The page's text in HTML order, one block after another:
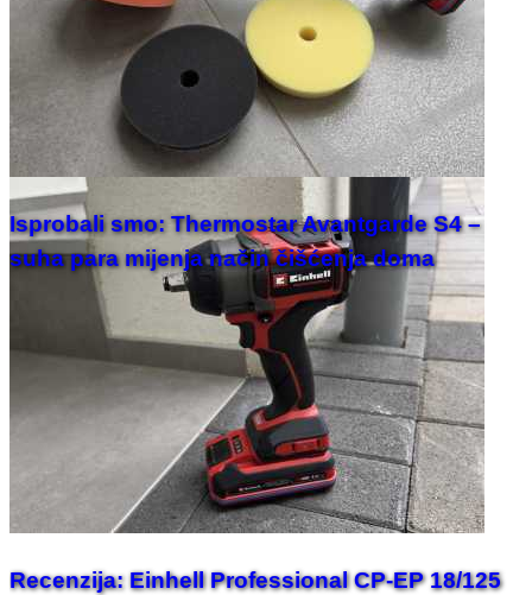
Isprobali smo: Thermostar Avantgarde S4 –
suha para mijenja način čišćenja doma
Recenzija: Einhell Professional CP-EP 18/125